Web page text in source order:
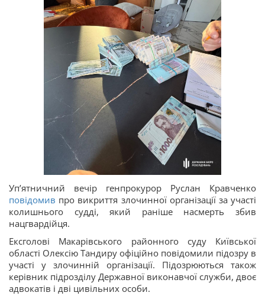
Упʼятничний вечір генпрокурор Руслан Кравченко
повідомив про викриття злочинної організації за участі
колишнього судді, який раніше насмерть збив
нацгвардійця.
Ексголові Макарівського районного суду Київської
області Олексію Тандиру офіційно повідомили підозру в
участі у злочинній організації. Підозрюються також
керівник підрозділу Державної виконавчої служби, двоє
адвокатів і дві цивільних особи.